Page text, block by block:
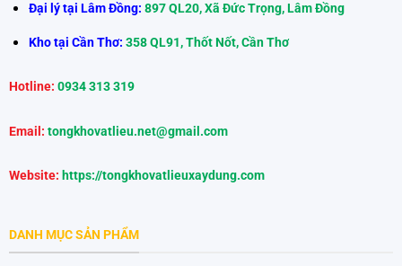
Đại lý tại Lâm Đồng:897 QL20, Xã Đức Trọng, Lâm Đồng
Kho tại Cần Thơ: 358 QL91, Thốt Nốt, Cần Thơ
Hotline: 0934 313 319
Email: tongkhovatlieu.net@gmail.com
Website: https://tongkhovatlieuxaydung.com
DANH MỤC SẢN PHẨM